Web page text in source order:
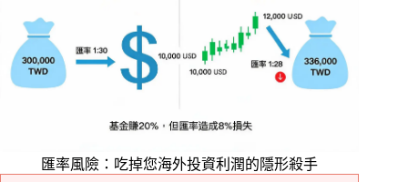
匯率風險：吃掉您海外投資利潤的隱形殺手